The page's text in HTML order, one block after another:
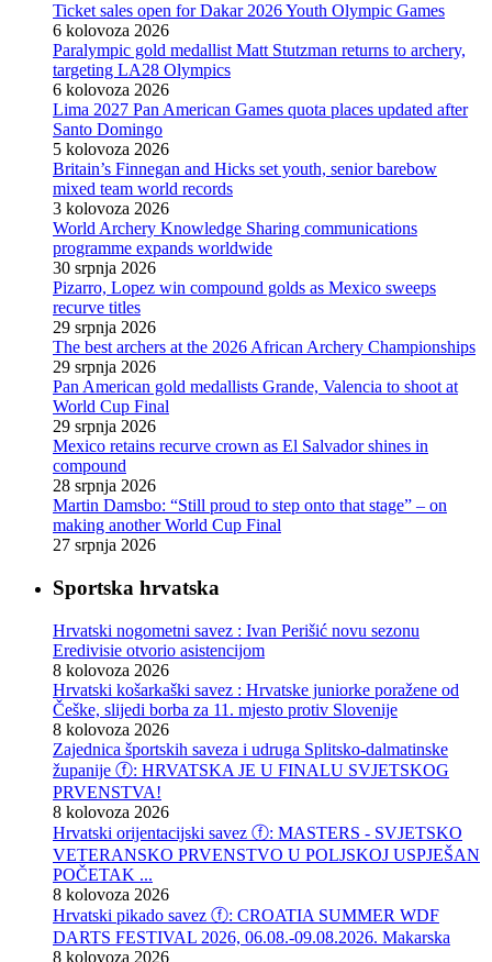
Ticket sales open for Dakar 2026 Youth Olympic Games
6 kolovoza 2026
Paralympic gold medallist Matt Stutzman returns to archery,
targeting LA28 Olympics
6 kolovoza 2026
Lima 2027 Pan American Games quota places updated after
Santo Domingo
5 kolovoza 2026
Britain’s Finnegan and Hicks set youth, senior barebow
mixed team world records
3 kolovoza 2026
World Archery Knowledge Sharing communications
programme expands worldwide
30 srpnja 2026
Pizarro, Lopez win compound golds as Mexico sweeps
recurve titles
29 srpnja 2026
The best archers at the 2026 African Archery Championships
29 srpnja 2026
Pan American gold medallists Grande, Valencia to shoot at
World Cup Final
29 srpnja 2026
Mexico retains recurve crown as El Salvador shines in
compound
28 srpnja 2026
Martin Damsbo: “Still proud to step onto that stage” – on
making another World Cup Final
27 srpnja 2026
Sportska hrvatska
Hrvatski nogometni savez : Ivan Perišić novu sezonu
Eredivisie otvorio asistencijom
8 kolovoza 2026
Hrvatski košarkaški savez : Hrvatske juniorke poražene od
Češke, slijedi borba za 11. mjesto protiv Slovenije
8 kolovoza 2026
Zajednica športskih saveza i udruga Splitsko-dalmatinske
županije ⓕ: HRVATSKA JE U FINALU SVJETSKOG
PRVENSTVA!
8 kolovoza 2026
Hrvatski orijentacijski savez ⓕ: MASTERS - SVJETSKO
VETERANSKO PRVENSTVO U POLJSKOJ USPJEŠAN
POČETAK ...
8 kolovoza 2026
Hrvatski pikado savez ⓕ: CROATIA SUMMER WDF
DARTS FESTIVAL 2026, 06.08.-09.08.2026. Makarska
8 kolovoza 2026